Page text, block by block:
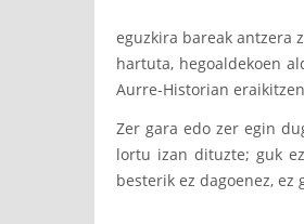
eguzkira bareak antzera
hartuta, hegoaldekoen
Aurre-Historian
Zer gara edo zer egin
lortu izan dituzte; guk
besterik ez dagoenez,